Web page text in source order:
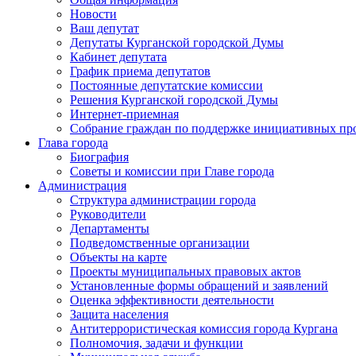
Новости
Ваш депутат
Депутаты Курганской городской Думы
Кабинет депутата
График приема депутатов
Постоянные депутатские комиссии
Решения Курганской городской Думы
Интернет-приемная
Собрание граждан по поддержке инициативных
Глава города
Биография
Советы и комиссии при Главе города
Администрация
Структура администрации города
Руководители
Департаменты
Подведомственные организации
Объекты на карте
Проекты муниципальных правовых актов
Установленные формы обращений и заявлений
Оценка эффективности деятельности
Защита населения
Антитеррористическая комиссия города Кургана
Полномочия, задачи и функции